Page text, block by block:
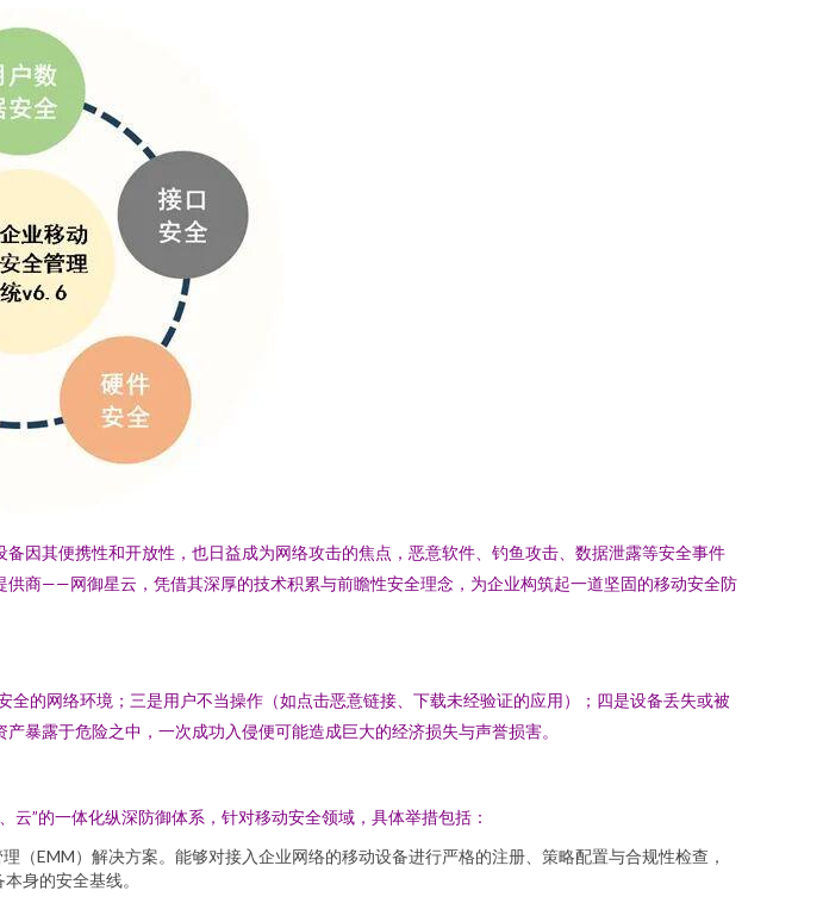
因其便携性和开放性，也日益成为网络攻击的焦点，恶意软件、钓鱼攻击、数据泄露等安全事件
商——网御星云，凭借其深厚的技术积累与前瞻性安全理念，为企业构筑起一道坚固的移动安全防
的网络环境；三是用户不当操作（如点击恶意链接、下载未经验证的应用）；四是设备丢失或被
暴露于危险之中，一次成功入侵便可能造成巨大的经济损失与声誉损害。
”的一体化纵深防御体系，针对移动安全领域，具体举措包括：
（EMM）解决方案。能够对接入企业网络的移动设备进行严格的注册、策略配置与合规性检查，
身的安全基线。